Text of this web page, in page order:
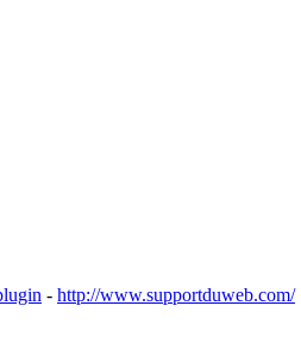
- http://www.supportduweb.com/